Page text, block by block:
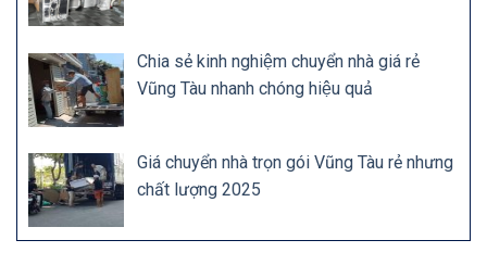
Chia sẻ kinh nghiệm chuyển nhà giá rẻ
Vũng Tàu nhanh chóng hiệu quả
Giá chuyển nhà trọn gói Vũng Tàu rẻ nhưng
chất lượng 2025